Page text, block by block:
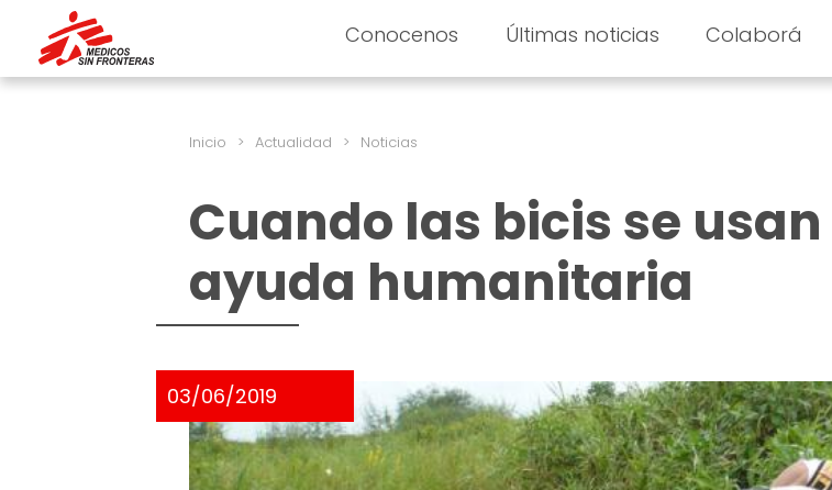
Conocenos Últimas noticias Colaborá
Inicio > Actualidad > Noticias
Cuando las bicis se
ayuda humanitaria
03/06/2019